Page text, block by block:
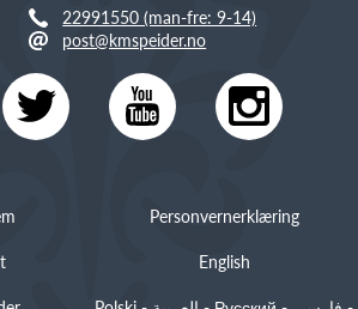
22991550 (man-fre: 9-14)
post@kmspeider.no
Personvernerklæring
English